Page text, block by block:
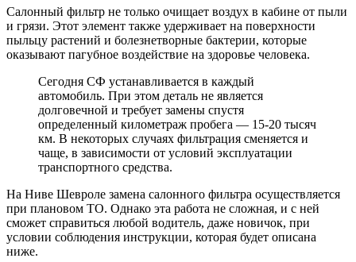
Салонный фильтр не только очищает воздух в кабине от пыли
и грязи. Этот элемент также удерживает на поверхности
пыльцу растений и болезнетворные бактерии, которые
оказывают пагубное воздействие на здоровье человека.
Сегодня СФ устанавливается в каждый
автомобиль. При этом деталь не является
долговечной и требует замены спустя
определенный километраж пробега — 15-20 тысяч
км. В некоторых случаях фильтрация сменяется и
чаще, в зависимости от условий эксплуатации
транспортного средства.
На Ниве Шевроле замена салонного фильтра осуществляется
при плановом ТО. Однако эта работа не сложная, и с ней
сможет справиться любой водитель, даже новичок, при
условии соблюдения инструкции, которая будет описана
ниже.